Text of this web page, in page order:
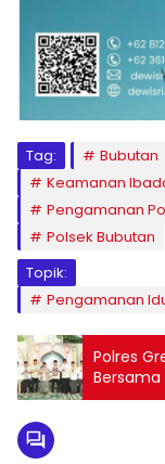
Tag: Bubutan
Keamanan
Pengamanan
Polsek Bubutan
Topik:
Pengamanan
Polres